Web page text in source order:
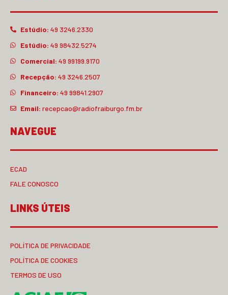
Estúdio: 49 3246.2330
Estúdio: 49 98432.5274
Comercial: 49 99199.9170
Recepção: 49 3246.2507
Financeiro: 49 99841.2907
Email: recepcao@radiofraiburgo.fm.br
NAVEGUE
ECAD
FALE CONOSCO
LINKS ÚTEIS
POLÍTICA DE PRIVACIDADE
POLÍTICA DE COOKIES
TERMOS DE USO